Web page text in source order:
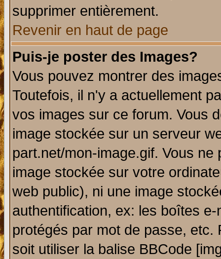
supprimer entièrement.
Revenir en haut de page
Puis-je poster des Images?
Vous pouvez montrer des
Toutefois, il n'y a actuellement
vos images sur ce forum. Vous
image stockée sur un serveur
part.net/mon-image.gif. Vous
image stockée sur votre
web public), ni une image
authentification, ex: les boîtes
protégés par mot de passe,
soit utiliser la balise BBCode